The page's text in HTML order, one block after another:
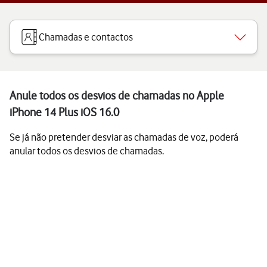
Chamadas e contactos
Anule todos os desvios de chamadas no Apple
iPhone 14 Plus iOS 16.0
Se já não pretender desviar as chamadas de voz, poderá
anular todos os desvios de chamadas.